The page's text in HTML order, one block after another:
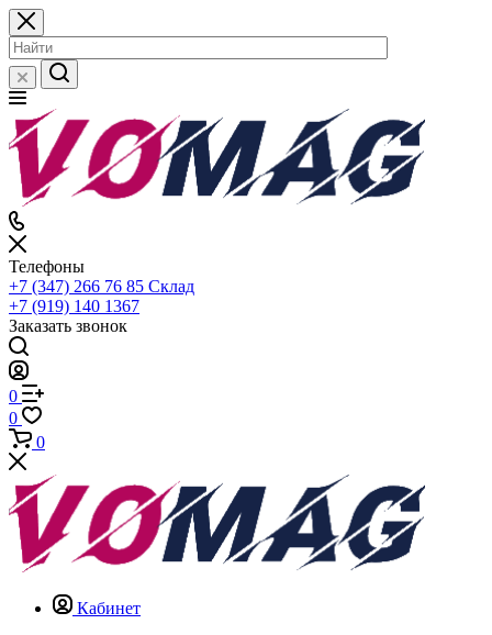
Телефоны
+7 (347) 266 76 85 Склад
+7 (919) 140 1367
Заказать звонок
0
0
0
Кабинет